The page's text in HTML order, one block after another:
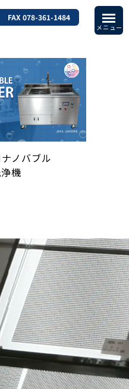
FAX 078-361-1484
ノバブル
機